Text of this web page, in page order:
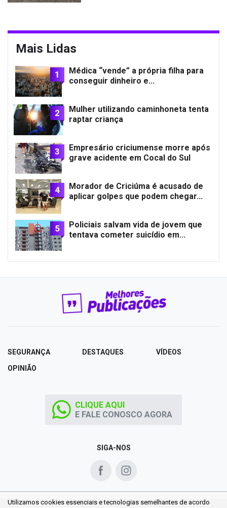
Mais Lidas
1
Médica “vende” a própria filha para
conseguir dinheiro e...
2
Mulher utilizando caminhoneta tenta
raptar criança
3
Empresário criciumense morre após
grave acidente em Cocal do Sul
4
Morador de Criciúma é acusado de
aplicar golpes que podem chegar...
5
Policiais salvam vida de jovem que
tentava cometer suicídio em...
Utilizamos cookies essenciais e tecnologias semelhantes de acordo
SEGURANÇA DESTAQUES
VÍDEOS
OPINIÃO
SIGA-NOS
CLIQUE AQUI
E FALE CONOSCO AGORA